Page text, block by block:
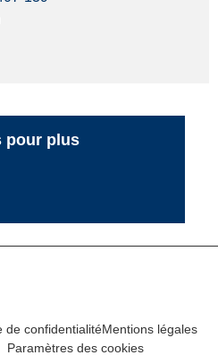
pour plus
de confidentialitéMentions légales
Paramètres des cookies